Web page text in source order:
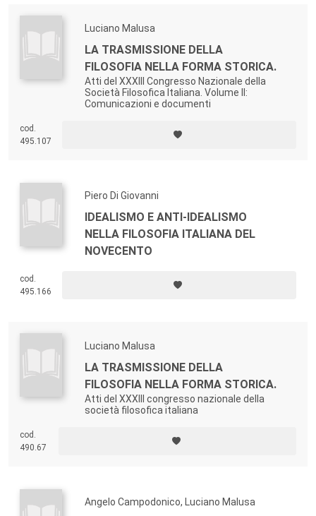
Luciano Malusa
LA TRASMISSIONE DELLA
FILOSOFIA NELLA FORMA STORICA.
Atti del XXXIII Congresso Nazionale della
Società Filosofica Italiana. Volume II:
Comunicazioni e documenti
cod.
495.107
Piero Di Giovanni
IDEALISMO E ANTI-IDEALISMO
NELLA FILOSOFIA ITALIANA DEL
NOVECENTO
cod.
495.166
Luciano Malusa
LA TRASMISSIONE DELLA
FILOSOFIA NELLA FORMA STORICA.
Atti del XXXIII congresso nazionale della
società filosofica italiana
cod.
490.67
Angelo Campodonico, Luciano Malusa